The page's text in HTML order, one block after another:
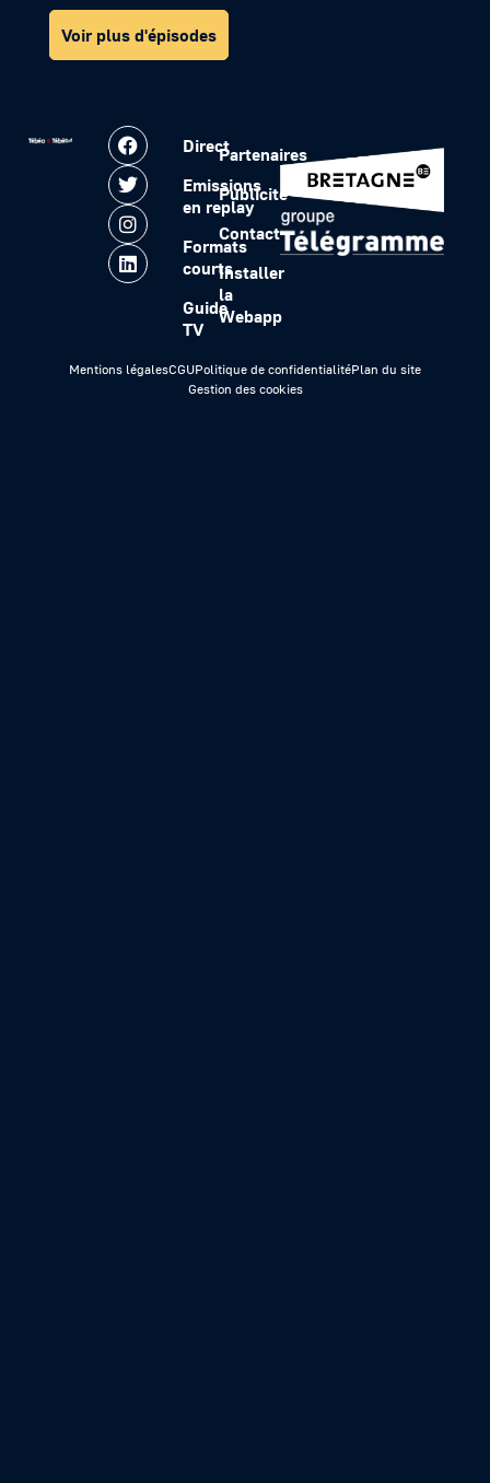
Voir plus d'épisodes
Direct
Emissions
en replay
Formats
courts
Guide
TV
Partenaires
Publicité
Contact
Installer
la
Webapp
Mentions légalesCGUPolitique de confidentialitéPlan du site
Gestion des cookies